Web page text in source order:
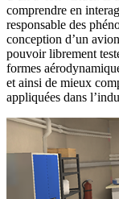
comprendre en
responsable des
conception d’un
pouvoir librement
formes
et ainsi de mieux
appliquées dans